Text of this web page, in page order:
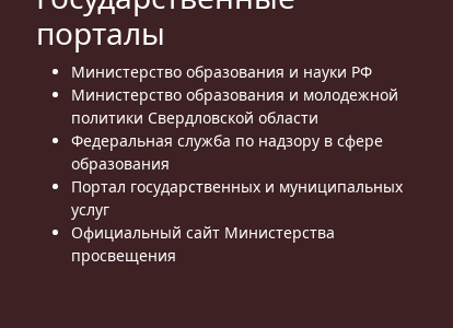
порталы
Министерство образования и науки РФ
Министерство образования и молодежной
политики Свердловской области
Федеральная служба по надзору в сфере
образования
Портал государственных и муниципальных
услуг
Официальный сайт Министерства
просвещения